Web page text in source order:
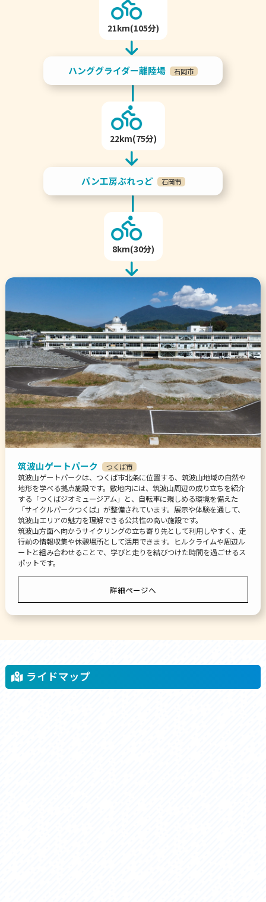
21km(105分)
ハンググライダー離陸場 石岡市
22km(75分)
パン工房ぶれっど 石岡市
8km(30分)
筑波山ゲートパーク つくば市
筑波山ゲートパークは、つくば市北条に位置する、筑波山地域の自然や
地形を学べる拠点施設です。敷地内には、筑波山周辺の成り立ちを紹介
する「つくばジオミュージアム」と、自転車に親しめる環境を備えた
「サイクルパークつくば」が整備されています。展示や体験を通して、
筑波山エリアの魅力を理解できる公共性の高い施設です。
筑波山方面へ向かうサイクリングの立ち寄り先として利用しやすく、走
行前の情報収集や休憩場所として活用できます。ヒルクライムや周辺ル
ートと組み合わせることで、学びと走りを結びつけた時間を過ごせるス
ポットです。
詳細ページへ
ライドマップ